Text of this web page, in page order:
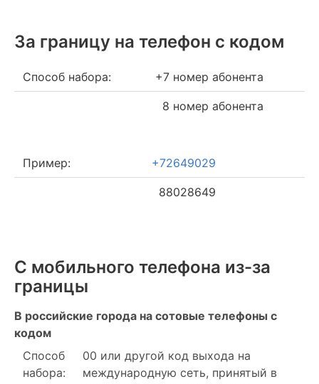
За границу на телефон c кодом
Способ набора: +7 номер абонента
8 номер абонента
Пример: +72649029
88028649
С мобильного телефона из-за
границы
В российские города на сотовые телефоны с
кодом
Способ
набора:
00 или другой код выхода на
международную сеть, принятый в